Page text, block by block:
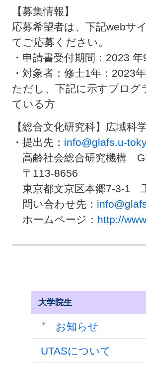
【募集情報】
応募希望者は、下記webサ
てご応募ください。
・申請書受付期間：2023
・対象者：修士1年： 2023年
ただし、下記に示すプログ
ている方
【総合文化研究科】広域科
・提出先： info@glafs.u-
高齢社会総合研究機構
〒113-8656
東京都文京区本郷7‐3‐1
問い合わせ先：
ホームページ： http://
大学院生
お知らせ
UTASについて